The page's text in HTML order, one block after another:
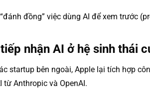
đồng” việc dùng AI để xem trước
nhận AI ở hệ sinh thái
startup bên ngoài, Apple lại tích hợp
Anthropic và OpenAI.